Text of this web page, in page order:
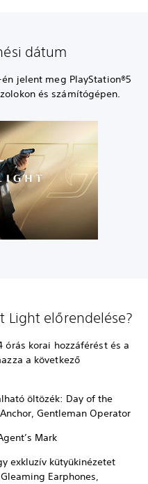
dátum
jelent meg PlayStation®5
és számítógépen.
Light előrendelése?
órás korai hozzáférést és a
a következő
öltözék: Day of the
Gentleman Operator
Mark
exkluzív kütyükinézetet
Earphones,